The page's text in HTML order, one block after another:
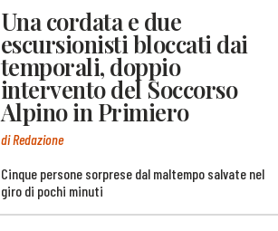
Una cordata e due
escursionisti bloccati dai
temporali, doppio
intervento del Soccorso
Alpino in Primiero
di Redazione
Cinque persone sorprese dal maltempo salvate nel
giro di pochi minuti